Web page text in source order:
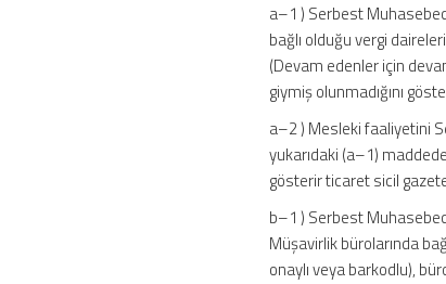
a–1 ) Serbest
bağlı olduğu vergi
(Devam edenler için
giymiş olunmadığını
a–2 ) Mesleki faaliyetini
yukarıdaki (a–1)
gösterir ticaret sicil
b–1 ) Serbest
Müşavirlik bürolarında
onaylı veya barkodlu),